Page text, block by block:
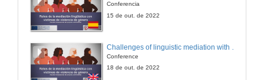
Conferencia
15 de out. de 2022
Challenges of linguistic mediation with victims of gender violence I
Conference
18 de out. de 2022